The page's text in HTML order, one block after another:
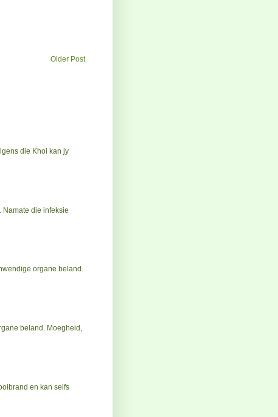
Older Post
die Khoi kan jy
Namate die infeksie
organe beland.
beland. Moegheid,
en kan selfs